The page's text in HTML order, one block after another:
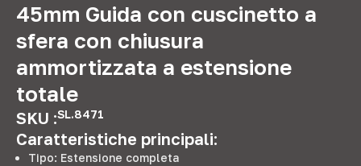
45mm Guida con cuscinetto a
sfera con chiusura
ammortizzata a estensione
totale
SKU :SL.8471
Caratteristiche principali:
Tipo: Estensione completa